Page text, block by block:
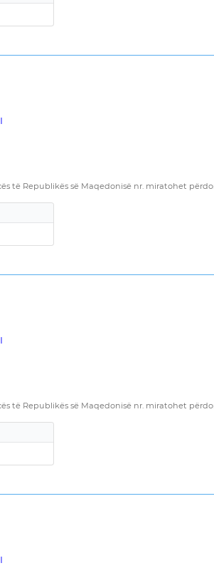
të Republikës së Maqedonisë nr. miratohet
të Republikës së Maqedonisë nr. miratohet